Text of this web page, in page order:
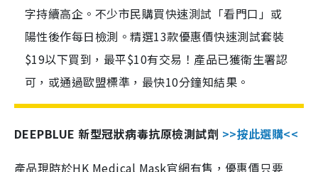
字持續高企。不少市民購買快速測試「看門口」或
陽性後作每日檢測。精選13款優惠價快速測試套裝
$19以下買到，最平$10有交易！產品已獲衛生署認
可，或通過歐盟標準，最快10分鐘知結果。
DEEPBLUE 新型冠狀病毒抗原檢測試劑 >>按此選購<<
產品現時於HK Medical Mask官網有售，優惠價只要